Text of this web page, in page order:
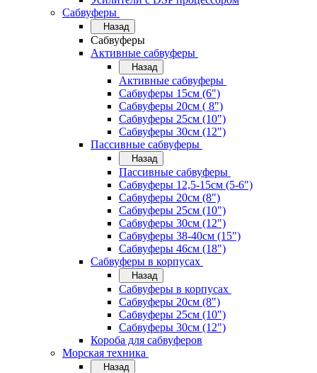
Сабвуферы
Назад
Сабвуферы
Активные сабвуферы
Назад
Активные сабвуферы
Сабвуферы 15см (6")
Сабвуферы 20см ( 8")
Сабвуферы 25см (10")
Сабвуферы 30см (12")
Пассивные сабвуферы
Назад
Пассивные сабвуферы
Сабвуферы 12,5-15см (5-6")
Сабвуферы 20см (8")
Сабвуферы 25см (10")
Сабвуферы 30см (12")
Сабвуферы 38-40см (15")
Сабвуферы 46см (18")
Сабвуферы в корпусах
Назад
Сабвуферы в корпусах
Сабвуферы 20см (8")
Сабвуферы 25см (10")
Сабвуферы 30см (12")
Короба для сабвуферов
Морская техника
Назад